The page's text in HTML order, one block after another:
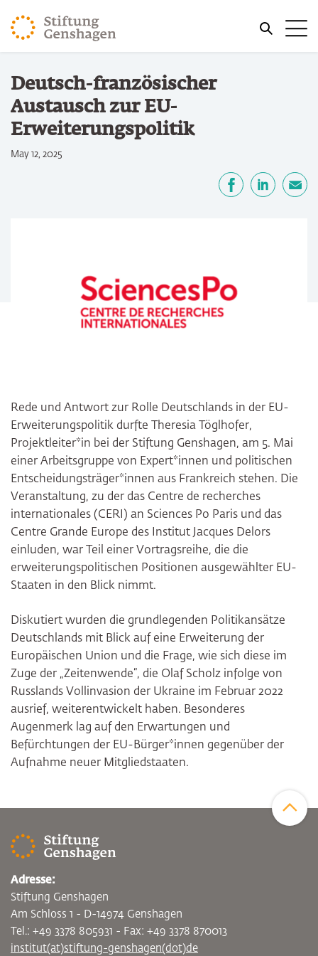
ZUM HAUPTINHALT SPRINGEN
ZUR SUCHE SPRINGEN
Sie befinden sich hier:
Start
Deutsch-französischer
Austausch zur EU-
Erweiterungspolitik
May 12, 2025
Rede und Antwort zur Rolle Deutschlands in der EU-
Erweiterungspolitik durfte Theresia Töglhofer,
Projektleiter*in bei der Stiftung Genshagen, am 5. Mai
einer Arbeitsgruppe von Expert*innen und politischen
Entscheidungsträger*innen aus Frankreich stehen. Die
Veranstaltung, zu der das Centre de recherches
internationales (CERI) an Sciences Po Paris und das
Centre Grande Europe des Institut Jacques Delors
einluden, war Teil einer Vortragsreihe, die die
erweiterungspolitischen Positionen ausgewählter EU-
Staaten in den Blick nimmt.
Diskutiert wurden die grundlegenden Politikansätze
Deutschlands mit Blick auf eine Erweiterung der
Europäischen Union und die Frage, wie sich diese im
Zuge der „Zeitenwende“, die Olaf Scholz infolge von
Russlands Vollinvasion der Ukraine im Februar 2022
ausrief, weiterentwickelt haben. Besonderes
Augenmerk lag auf den Erwartungen und
Befürchtungen der EU-Bürger*innen gegenüber der
Aufnahme neuer Mitgliedstaaten.
Adresse:
Stiftung Genshagen
Am Schloss 1 - D-14974 Genshagen
Tel.: +49 3378 805931 - Fax: +49 3378 870013
institut(at)stiftung-genshagen(dot)de